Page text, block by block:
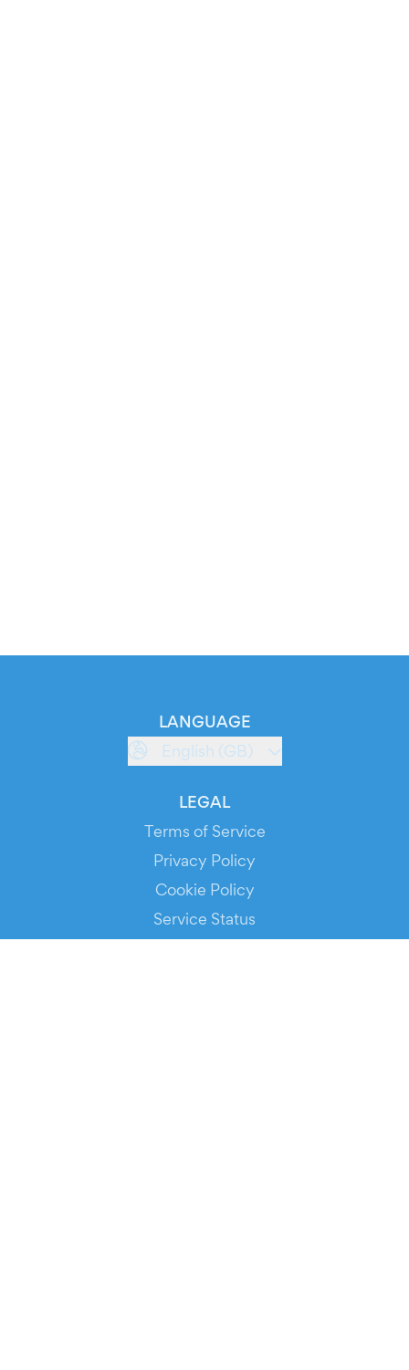
LANGUAGE
English (GB)
LEGAL
Terms of Service
Privacy Policy
Cookie Policy
Service Status